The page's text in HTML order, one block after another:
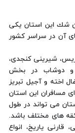
شك این استان یكی
آن در سراسر كشور
ریس، شیرینی كنجدی،
و دوشاب در بخش
اخته و آجیل تبریز
مسافران این استان
می تواند در طول
های مختلف باشد.
قارنی یاریخ، انواع